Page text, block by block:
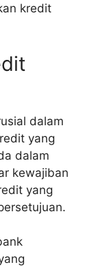
kredit
dalam
yang
dalam
kewajiban
yang